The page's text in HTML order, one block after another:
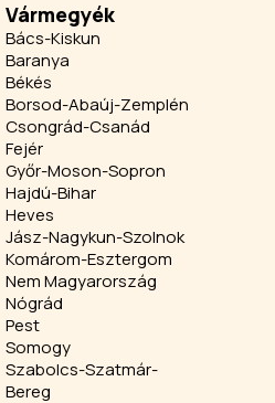
Vármegyék
Bács-Kiskun
Baranya
Békés
Borsod-Abaúj-Zemplén
Csongrád-Csanád
Fejér
Győr-Moson-Sopron
Hajdú-Bihar
Heves
Jász-Nagykun-Szolnok
Komárom-Esztergom
Nem Magyarország
Nógrád
Pest
Somogy
Szabolcs-Szatmár-
Bereg